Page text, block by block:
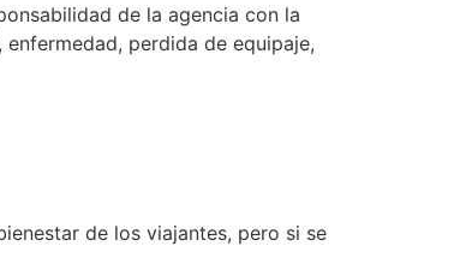
de la agencia con la
perdida de equipaje,
de los viajantes, pero si se